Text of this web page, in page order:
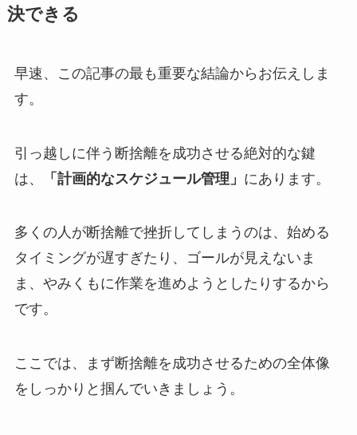
決できる
早速、この記事の最も重要な結論からお伝えしま
す。
引っ越しに伴う断捨離を成功させる絶対的な鍵
は、
「計画的なスケジュール管理」 にあります。
多くの人が断捨離で挫折してしまうのは、始める
タイミングが遅すぎたり、ゴールが見えないま
ま、やみくもに作業を進めようとしたりするから
です。
ここでは、まず断捨離を成功させるための全体像
をしっかりと掴んでいきましょう。